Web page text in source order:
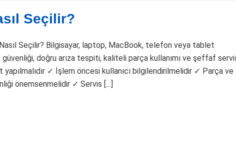
Seçilir?
Seçilir? Bilgisayar, laptop, MacBook, telefon veya tablet
doğru arıza tespiti, kaliteli parça kullanımı ve şeffaf
✓ İşlem öncesi kullanıcı bilgilendirilmelidir ✓ Parça ve
önemsenmelidir ✓ Servis […]